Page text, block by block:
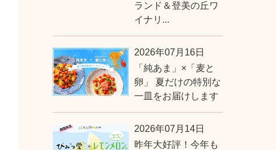
ランド＆登美の丘ワ
イナリ...
2026年07月16日
「純あま」×「麦と
卵」 夏だけの特別な
一皿をお届けします
2026年07月14日
昨年大好評！今年も